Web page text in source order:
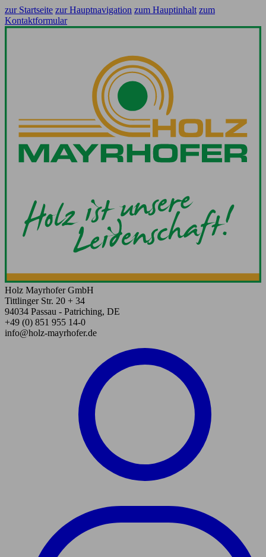
zur Startseite zur Hauptnavigation zum Hauptinhalt zum
Kontaktformular
Holz Mayrhofer GmbH
Tittlinger Str. 20 + 34
94034 Passau - Patriching, DE
+49 (0) 851 955 14-0
info@holz-mayrhofer.de